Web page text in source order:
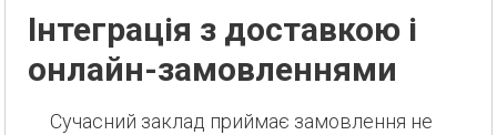
Інтеграція з доставкою і
онлайн-замовленнями
Сучасний заклад приймає замовлення не